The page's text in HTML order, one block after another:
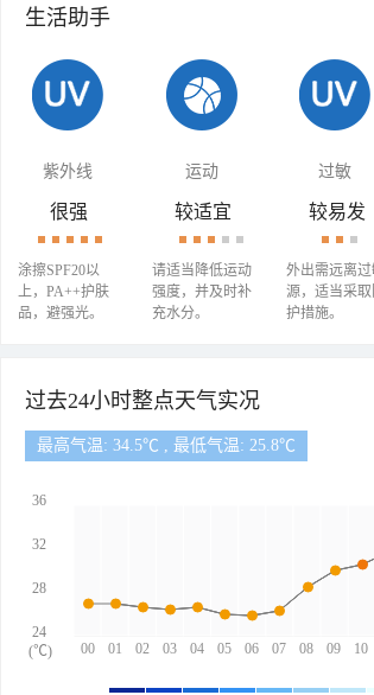
生活助手
紫外线 运动 过敏
很强
涂擦SPF20以
上，PA++护肤
品，避强光。
较适宜
请适当降低运动
强度，并及时补
充水分。
较易发
外出需远离
源，适当采
护措施。
过去24小时整点天气实况
最高气温: 34.5℃ , 最低气温: 25.8℃
00 01 02 03 04 05 06 07 08 09 10
36
32
28
24
(℃)